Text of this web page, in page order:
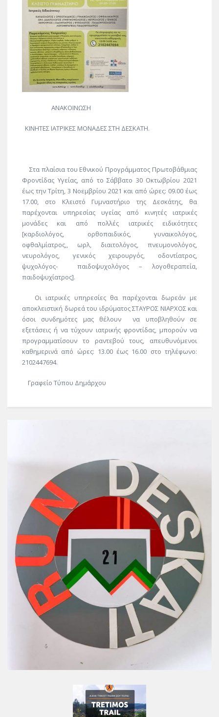
ΑΝΑΚΟΙΝΩΣΗ
ΚΙΝΗΤΕΣ ΙΑΤΡΙΚΕΣ ΜΟΝΑΔΕΣ ΣΤΗ ΔΕΣΚΑΤΗ.
Στα πλαίσια του Εθνικού Προγράμματος Πρωτοβάθμιας
Φροντίδας Υγείας,από το Σάββατο 30 Οκτωβρίου 2021
έως την Τρίτη, 3 Νοεμβρίου 2021 και από ώρες: 09.00 έως
17.00, στο Κλειστό Γυμναστήριο της Δεσκάτης, θα
παρέχονται
υπηρεσίας υγείας από κινητές ιατρικές
μονάδες και από πολλές ιατρικές ειδικότητες
[καρδιολόγος, ορθοπαιδικός, γυναικολόγος,
οφθαλμίατρος,, ωρλ, διαιτολόγος, πνευμονολόγος,
νευρολόγος, γενικός χειρουργός, οδοντίατρος,
ψυχολόγος- παιδοψυχολόγος – λογοθεραπεία,
παιδοψυχίατρος].
Οι ιατρικές υπηρεσίες θα παρέχονται δωρεάν με
αποκλειστική δωρεά του ιδρύματος ΣΤΑΥΡΟΣ ΝΙΑΡΧΟΣ και
όσοι συνδημότες μας θέλουν να υποβληθούν σε
εξετάσεις ή να τύχουν ιατρικής φροντίδας, μπορούν να
προγραμματίσουν το ραντεβού τους, απευθυνόμενοι
καθημερινά από ώρες: 13.00 έως 16.00 στο τηλέφωνο:
2102447694.
Γραφείο Τύπου Δημάρχου